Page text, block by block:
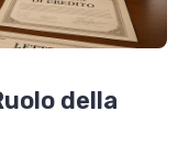
della